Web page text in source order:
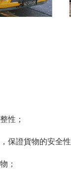
性；
保證貨物的安全
；